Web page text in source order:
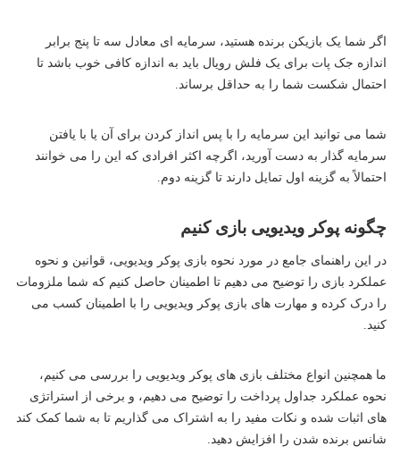
اگر شما یک بازیکن برنده هستید، سرمایه ای معادل سه تا پنج برابر
اندازه جک پات برای یک فلش رویال باید به اندازه کافی خوب باشد تا
احتمال شکست شما را به حداقل برساند.
شما می توانید این سرمایه را با پس انداز کردن برای آن یا با یافتن
سرمایه گذار به دست آورید، اگرچه اکثر افرادی که این را می خوانند
احتمالاً به گزینه اول تمایل دارند تا گزینه دوم.
چگونه پوکر ویدیویی بازی کنیم
در این راهنمای جامع در مورد نحوه بازی پوکر ویدیویی، قوانین و نحوه
عملکرد بازی را توضیح می دهیم تا اطمینان حاصل کنیم که شما ملزومات
را درک کرده و مهارت های بازی پوکر ویدیویی را با اطمینان کسب می
کنید.
ما همچنین انواع مختلف بازی های پوکر ویدیویی را بررسی می کنیم،
نحوه عملکرد جداول پرداخت را توضیح می دهیم، و برخی از استراتژی
های اثبات شده و نکات مفید را به اشتراک می گذاریم تا به شما کمک کند
شانس برنده شدن را افزایش دهید.